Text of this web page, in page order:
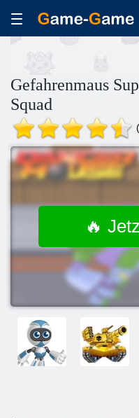
Gefahrenmaus
Squad
🔥